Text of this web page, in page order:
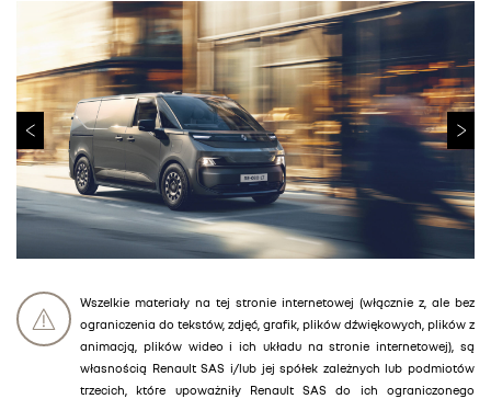
Wszelkie materiały na tej stronie internetowej (włącznie z, ale bez
ograniczenia do tekstów, zdjęć, grafik, plików dźwiękowych, plików z
animacją, plików wideo i ich układu na stronie internetowej), są
własnością Renault SAS i/lub jej spółek zależnych lub podmiotów
trzecich, które upoważniły Renault SAS do ich ograniczonego